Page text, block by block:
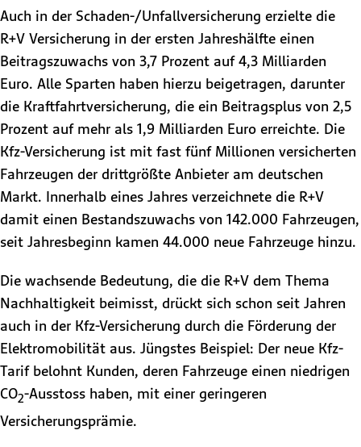
Auch in der Schaden-/Unfallversicherung erzielte die
R+V Versicherung in der ersten Jahreshälfte einen
Beitragszuwachs von 3,7 Prozent auf 4,3 Milliarden
Euro. Alle Sparten haben hierzu beigetragen, darunter
die Kraftfahrtversicherung, die ein Beitragsplus von 2,5
Prozent auf mehr als 1,9 Milliarden Euro erreichte. Die
Kfz-Versicherung ist mit fast fünf Millionen versicherten
Fahrzeugen der drittgrößte Anbieter am deutschen
Markt. Innerhalb eines Jahres verzeichnete die R+V
damit einen Bestandszuwachs von 142.000 Fahrzeugen,
seit Jahresbeginn kamen 44.000 neue Fahrzeuge hinzu.
Die wachsende Bedeutung, die die R+V dem Thema
Nachhaltigkeit beimisst, drückt sich schon seit Jahren
auch in der Kfz-Versicherung durch die Förderung der
Elektromobilität aus. Jüngstes Beispiel: Der neue Kfz-
Tarif belohnt Kunden, deren Fahrzeuge einen niedrigen
CO2-Ausstoss haben, mit einer geringeren
Versicherungsprämie.